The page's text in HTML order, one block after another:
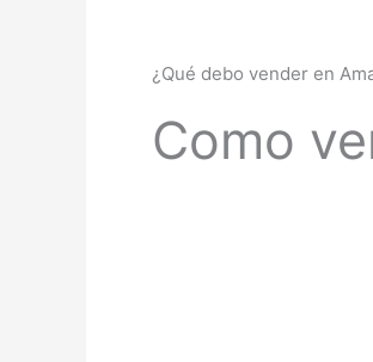
¿Qué debo vender en
Como